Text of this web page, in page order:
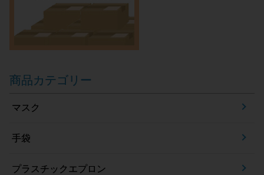
商品カテゴリー
マスク
手袋
プラスチックエプロン